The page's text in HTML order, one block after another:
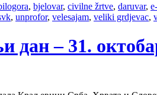
, bjelovar, civilne žrtve, daruvar,
, unprofor, velesajam, veliki grdjevac,
дан – 31.